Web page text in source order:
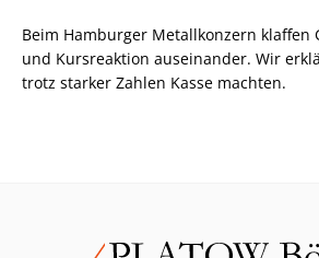
Beim Hamburger Metallkonzern klaffen
und Kursreaktion auseinander. Wir
trotz starker Zahlen Kasse machten.